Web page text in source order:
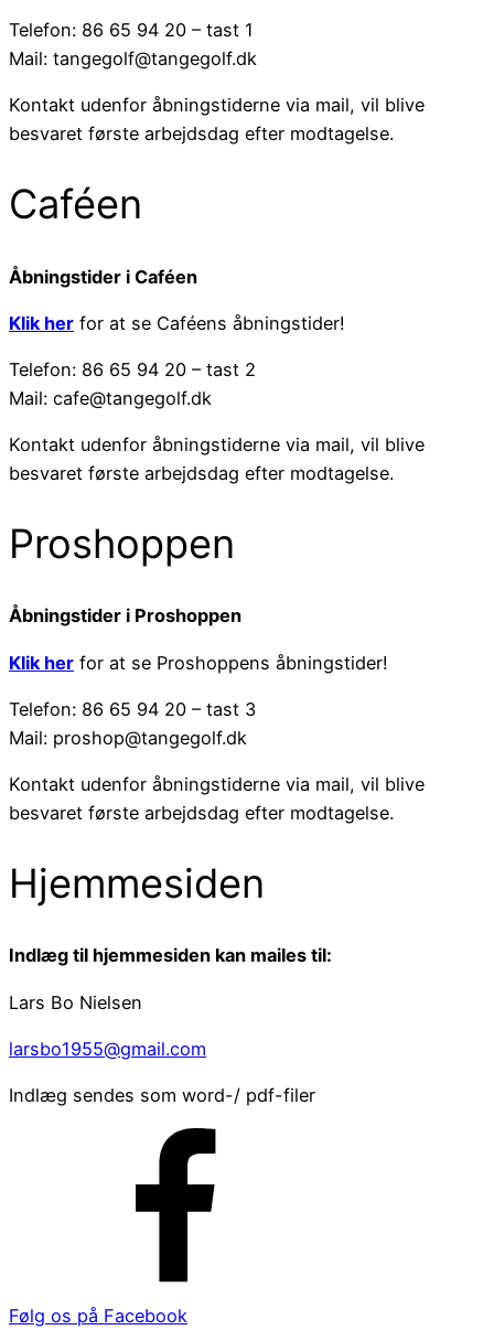
Telefon: 86 65 94 20 – tast 1
Mail: tangegolf@tangegolf.dk
Kontakt udenfor åbningstiderne via mail, vil blive
besvaret første arbejdsdag efter modtagelse.
Caféen
Åbningstider i Caféen
Klik her for at se Caféens åbningstider!
Telefon: 86 65 94 20 – tast 2
Mail: cafe@tangegolf.dk
Kontakt udenfor åbningstiderne via mail, vil blive
besvaret første arbejdsdag efter modtagelse.
Proshoppen
Åbningstider i Proshoppen
Klik her for at se Proshoppens åbningstider!
Telefon: 86 65 94 20 – tast 3
Mail: proshop@tangegolf.dk
Kontakt udenfor åbningstiderne via mail, vil blive
besvaret første arbejdsdag efter modtagelse.
Hjemmesiden
Indlæg til hjemmesiden kan mailes til:
Lars Bo Nielsen
larsbo1955@gmail.com
Indlæg sendes som word-/ pdf-filer
Følg os på Facebook